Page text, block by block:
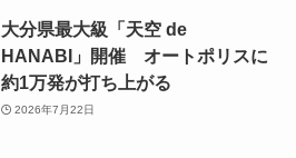
大分県最大級「天空 de
HANABI」開催 オートポリスに
約1万発が打ち上がる
2026年7月22日